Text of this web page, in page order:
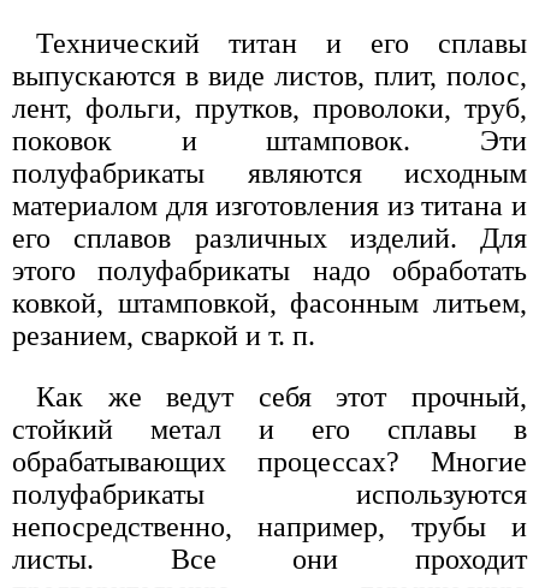
Технический титан и его сплавы
выпускаются в виде листов, плит, полос,
лент, фольги, прутков, проволоки, труб,
поковок и штамповок. Эти
полуфабрикаты являются исходным
материалом для изготовления из титана и
его сплавов различных изделий. Для
этого полуфабрикаты надо обработать
ковкой, штамповкой, фасонным литьем,
резанием, сваркой и т. п.
Как же ведут себя этот прочный,
стойкий метал и его сплавы в
обрабатывающих процессах? Многие
полуфабрикаты используются
непосредственно, например, трубы и
листы. Все они проходит